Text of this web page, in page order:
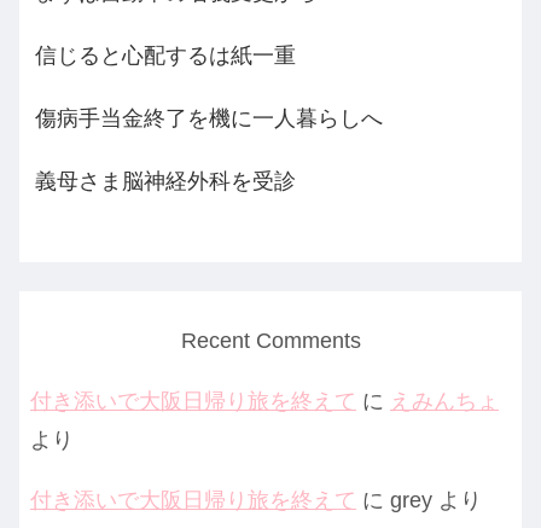
信じると心配するは紙一重
傷病手当金終了を機に一人暮らしへ
義母さま脳神経外科を受診
Recent Comments
付き添いで大阪日帰り旅を終えて に えみんちょ
より
付き添いで大阪日帰り旅を終えて に grey より